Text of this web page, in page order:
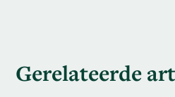
Gerelateerde